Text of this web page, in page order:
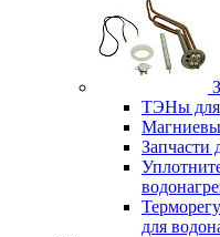
ТЭНы для
Запчасти
для